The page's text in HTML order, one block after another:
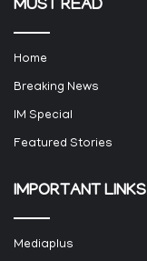
MUST READ
Home
Breaking News
IM Special
Featured Stories
IMPORTANT LINKS
Mediaplus